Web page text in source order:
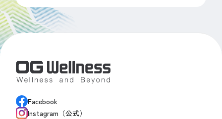
Facebook
Instagram（公式）